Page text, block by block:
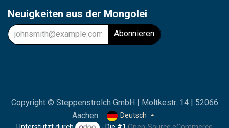
Neuigkeiten aus der Mongolei
Abonnieren
Copyright © Steppenstrolch GmbH | Moltkestr. 14 | 52066
Aachen
Deutsch